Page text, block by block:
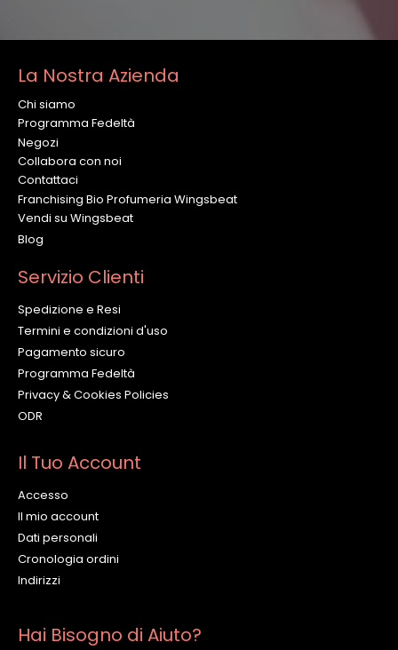
La Nostra Azienda
Chi siamo
Programma Fedeltà
Negozi
Collabora con noi
Contattaci
Franchising Bio Profumeria Wingsbeat
Vendi su Wingsbeat
Blog
Servizio Clienti
Spedizione e Resi
Termini e condizioni d'uso
Pagamento sicuro
Programma Fedeltà
Privacy & Cookies Policies
ODR
Il Tuo Account
Accesso
Il mio account
Dati personali
Cronologia ordini
Indirizzi
Hai Bisogno di Aiuto?